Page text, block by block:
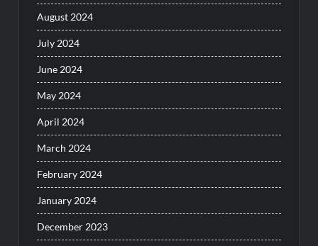
August 2024
July 2024
June 2024
May 2024
April 2024
March 2024
February 2024
January 2024
December 2023